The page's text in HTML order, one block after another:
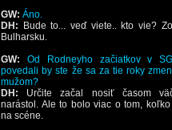
GW: Áno.
DH:
Bude to... veď viete.. kto vie?
Bulharsku.
GW: Od Rodneyho začiatkov v
povedali by ste že sa za tie roky
mužom?
DH: Určite začal nosiť časom
narástol. Ale to bolo viac o tom, koľko
na scéne.